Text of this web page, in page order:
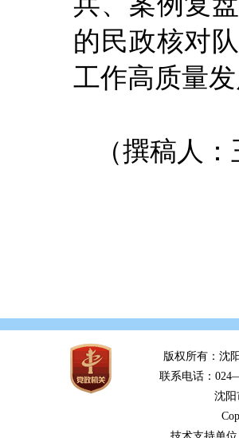
的民政核对
工作高质量
（撰稿人
版权所有：沈
联系电话：
沈阳